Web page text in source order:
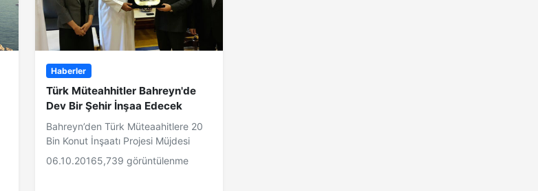
Haberler
Türk Müteahhitler Bahreyn'de
Dev Bir Şehir İnşaa Edecek
Bahreyn’den Türk Müteaahitlere 20
Bin Konut İnşaatı Projesi Müjdesi
06.10.20165,739 görüntülenme